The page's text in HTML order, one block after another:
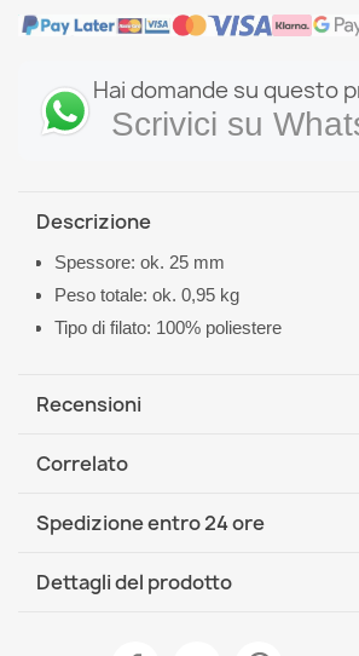
Hai domande su questo
Scrivici su
Descrizione
Spessore: ok. 25 mm
Peso totale: ok. 0,95 kg
Tipo di filato: 100% poliestere
Recensioni
Correlato
Tappeto da bagno SUPREME LINES
Spedizione entro 24 ore
Dettagli del prodotto